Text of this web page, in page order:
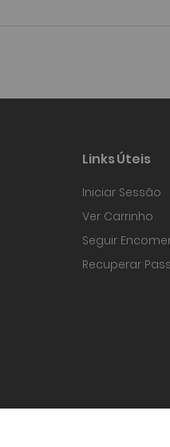
Links Úteis
Iniciar Sessão
Ver Carrinho
Seguir
Recuperar